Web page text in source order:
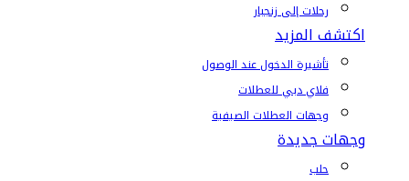
رحلات إلى زنجبار
اكتشف المزيد
تأشيرة الدخول عند الوصول
فلاي دبي للعطلات
وجهات العطلات الصيفية
وجهات جديدة
حلب